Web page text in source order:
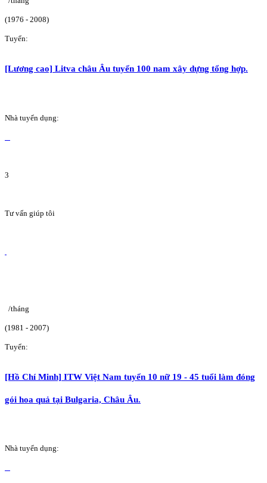
(1976 - 2008)
Tuyển:
[Lương cao] Litva châu Âu tuyển 100 nam xây dựng tổng hợp.
Nhà tuyển dụng:
3
Tư vấn giúp tôi
/tháng
(1981 - 2007)
Tuyển:
[Hồ Chí Minh] ITW Việt Nam tuyển 10 nữ 19 - 45 tuổi làm đóng
gói hoa quả tại Bulgaria, Châu Âu.
Nhà tuyển dụng: